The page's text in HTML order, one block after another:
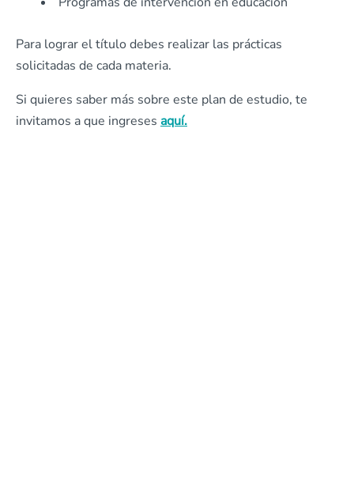
Para lograr el título debes realizar las prácticas
solicitadas de cada materia.
Si quieres saber más sobre este plan de estudio, te
invitamos a que ingreses aquí.